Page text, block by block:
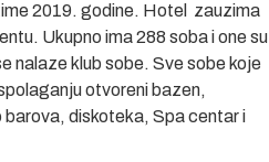
2019. godine. Hotel zauzima
Ukupno ima 288 soba i one su
nalaze klub sobe. Sve sobe koje
otvoreni bazen,
diskoteka, Spa centar i